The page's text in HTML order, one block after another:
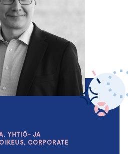
YHTIÖ- JA
CORPORATE